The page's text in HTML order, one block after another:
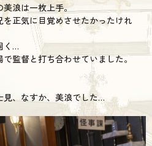
美浪は一枚上手。
正気に目覚めさせたかったけれ
く…
監督と打ち合わせていました。
見、なすか、美浪でした…